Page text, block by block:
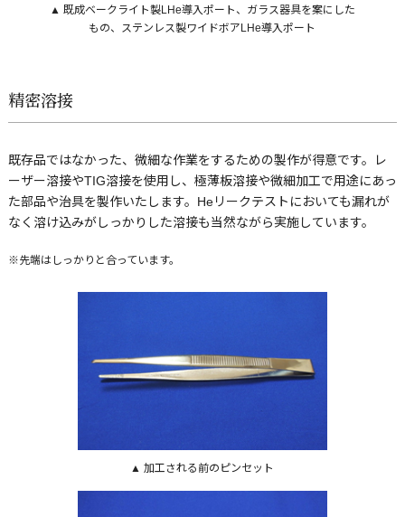
▲ 既成ベークライト製LHe導入ポート、ガラス器具を案にした
もの、ステンレス製ワイドボアLHe導入ポート
精密溶接
既存品ではなかった、微細な作業をするための製作が得意です。レ
ーザー溶接やTIG溶接を使用し、極薄板溶接や微細加工で用途にあっ
た部品や治具を製作いたします。Heリークテストにおいても漏れが
なく溶け込みがしっかりした溶接も当然ながら実施しています。
※先端はしっかりと合っています。
▲ 加工される前のピンセット